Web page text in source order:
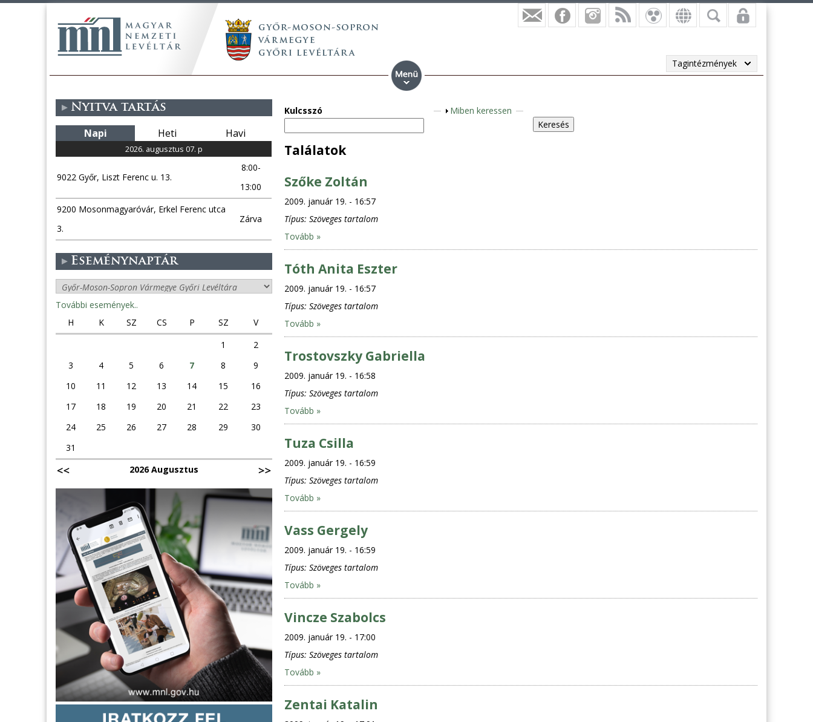
Tagintézmények
Kulcsszó
M
Miben keressen
Találatok
Szőke Zoltán
2009. január 19. - 16:57
Típus: Szöveges tartalom
Tovább »
Tóth Anita Eszter
2009. január 19. - 16:57
Típus: Szöveges tartalom
Tovább »
Trostovszky Gabriella
2009. január 19. - 16:58
Típus: Szöveges tartalom
Tovább »
Tuza Csilla
2009. január 19. - 16:59
Típus: Szöveges tartalom
Tovább »
Vass Gergely
2009. január 19. - 16:59
Típus: Szöveges tartalom
Tovább »
Vincze Szabolcs
2009. január 19. - 17:00
Típus: Szöveges tartalom
Tovább »
Zentai Katalin
Nyitva tartás
Napi Heti Havi
2026. augusztus 07. p
9022 Győr, Liszt Ferenc u. 13.
8:00-
13:00
9200 Mosonmagyaróvár, Erkel Ferenc utca
3.
Zárva
Eseménynaptár
További események..
H
K SZ CS P SZ
V
1
2
3
4 5 6 7 8
9
10
11 12 13 14 15
16
17
18 19 20 21 22
23
24
25 26 27 28 29
30
31
2026 Augusztus